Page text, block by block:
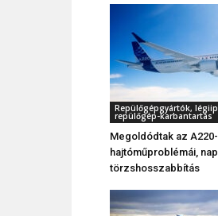
Repülőgépgyártók,
repülőgép-karbantartás
Megoldódtak az
hajtóműproblémái,
törzshosszabbítás